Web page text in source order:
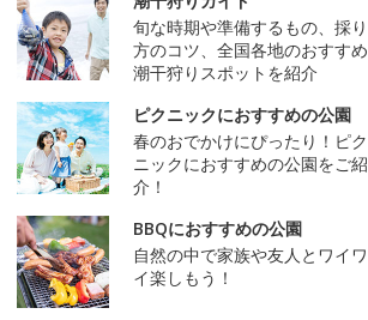
旬な時期や準備するもの、採り
方のコツ、全国各地のおすすめ
潮干狩りスポットを紹介
ピクニックにおすすめの公園
春のおでかけにぴったり！ピク
ニックにおすすめの公園をご紹
介！
BBQにおすすめの公園
自然の中で家族や友人とワイワ
イ楽しもう！